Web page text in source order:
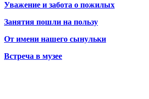
Уважение и забота о пожилых
Занятия пошли на пользу
От имени нашего сынульки
Встреча в музее